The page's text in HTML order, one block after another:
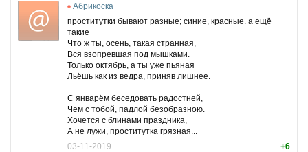
Абрикоска
проститутки бывают разные; синие, красные. а ещё
такие
Что ж ты, осень, такая странная,
Вся взопревшая под мышками.
Только октябрь, а ты уже пьяная
Льёшь как из ведра, приняв лишнее.
С январём беседовать радостней,
Чем с тобой, падлой безобразною.
Хочется с блинами праздника,
А не лужи, проститутка грязная...
+6
03-11-2019